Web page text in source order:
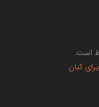
است.
کیان